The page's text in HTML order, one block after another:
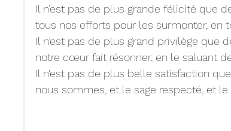
Il n’est pas de plus grande félicité que
tous nos efforts pour les surmonter, en
Il n’est pas de plus grand privilège que
notre cœur fait résonner, en le saluant
Il n’est pas de plus belle satisfaction
nous sommes, et le sage respecté, et le